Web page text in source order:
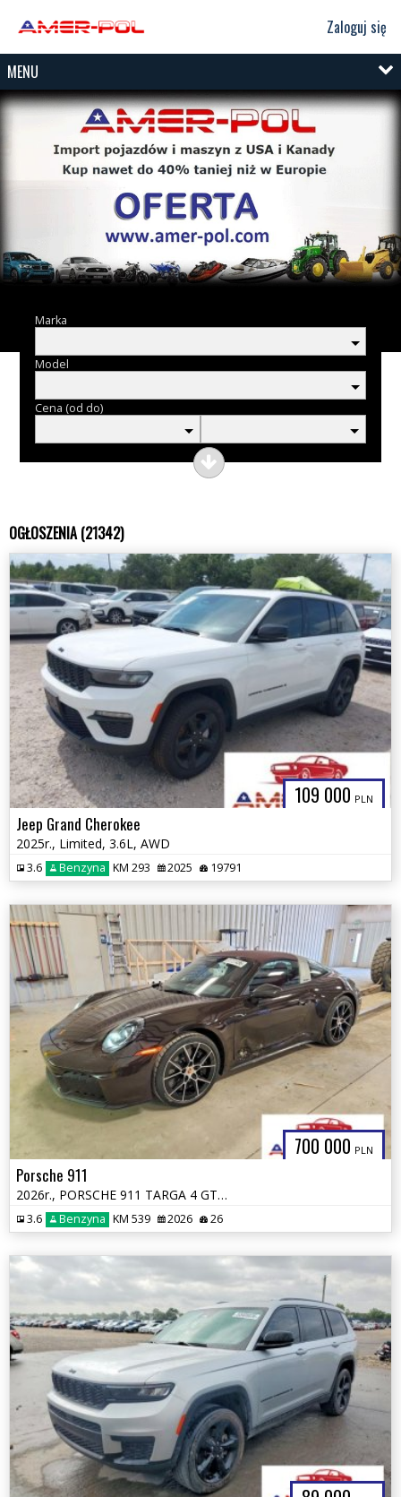
Zaloguj się
MENU
Marka
Model
Cena (od do)
OGŁOSZENIA (21342)
109 000 PLN
Jeep Grand Cherokee
2025r., Limited, 3.6L, AWD
3.6 Benzyna KM 293 2025 19791
700 000 PLN
Porsche 911
2026r., PORSCHE 911 TARGA 4 GTS, 3.6L, od ubezpieczalni
3.6 Benzyna KM 539 2026 26